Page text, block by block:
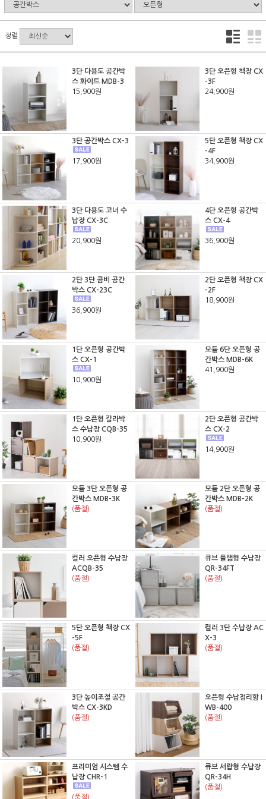
정렬
3단 다용도 공간박
스 화이트 MDB-3
15,900원
3단 오픈형 책장 CX
-3F
24,900원
3단 공간박스 CX-3
17,900원
5단 오픈형 책장 CX
-4F
34,900원
3단 다용도 코너 수
납장 CX-3C
20,900원
4단 오픈형 공간박
스 CX-4
36,900원
2단 3단 콤비 공간
박스 CX-23C
36,900원
2단 오픈형 책장 CX
-2F
18,900원
1단 오픈형 공간박
스 CX-1
10,900원
모듈 6단 오픈형 공
간박스 MDB-6K
41,900원
1단 오픈형 칼라박
스 수납장 CQB-35
10,900원
2단 오픈형 공간박
스 CX-2
14,900원
모듈 3단 오픈형 공
간박스 MDB-3K
(품절)
모듈 2단 오픈형 공
간박스 MDB-2K
(품절)
컬러 오픈형 수납장
ACQB-35
(품절)
큐브 플랩형 수납장
QR-34FT
(품절)
5단 오픈형 책장 CX
-5F
(품절)
컬러 3단 수납장 AC
X-3
(품절)
3단 높이조절 공간
박스 CX-3KD
(품절)
오픈형 수납정리함 I
WB-400
(품절)
프리미엄 시스템 수
납장 CHR-1
(품절)
큐브 서랍형 수납장
QR-34H
(품절)